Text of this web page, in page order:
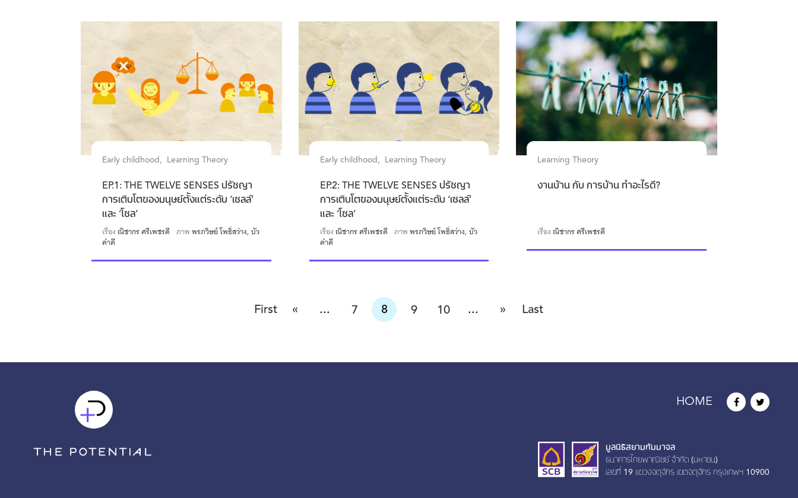
Early childhood Learning Theory
EP.1: THE TWELVE SENSES ปรัชญา
การเติบโตของมนุษย์ตั้งแต่ระดับ ‘เซลล์’
และ ‘โซล’
เรื่องณิชากร ศรีเพชรดี ภาพพรภวิษย์ โพธิ์สว่าง บัว
คำดี
Early childhood Learning Theory
EP.2: THE TWELVE SENSES ปรัชญา
การเติบโตของมนุษย์ตั้งแต่ระดับ ‘เซลล์’
และ ‘โซล’
เรื่องณิชากร ศรีเพชรดี ภาพพรภวิษย์ โพธิ์สว่าง บัว
คำดี
Learning Theory
งานบ้าน กับ การบ้าน ทำอะไรดี?
เรื่องณิชากร ศรีเพชรดี
First « ... 7 8 9 10 ... » Last
HOME
มูลนิธิสยามกัมมาจล
ธนาคารไทยพาณิชย์ จำกัด (มหาชน)
เลขที่ 19 เเขวงจตุจักร เขตจตุจักร กรุงเทพฯ 10900